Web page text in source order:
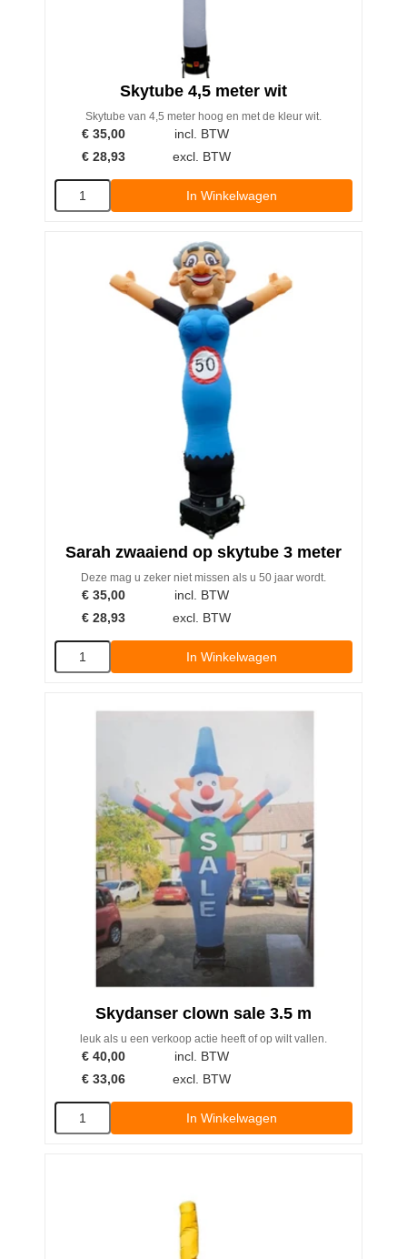
Skytube 4,5 meter wit
Skytube van 4,5 meter hoog en met de kleur wit.
€ 35,00
incl. BTW
€ 28,93 excl. BTW
In Winkelwagen
Sarah zwaaiend op skytube 3 meter
Deze mag u zeker niet missen als u 50 jaar wordt.
€ 35,00
incl. BTW
€ 28,93 excl. BTW
In Winkelwagen
Skydanser clown sale 3.5 m
leuk als u een verkoop actie heeft of op wilt vallen.
€ 40,00
incl. BTW
€ 33,06 excl. BTW
In Winkelwagen